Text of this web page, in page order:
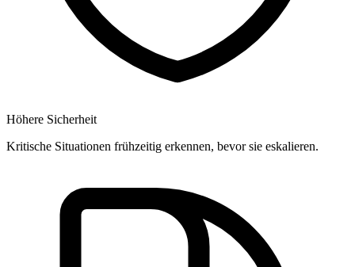
Höhere Sicherheit
Kritische Situationen frühzeitig erkennen, bevor sie eskalieren.